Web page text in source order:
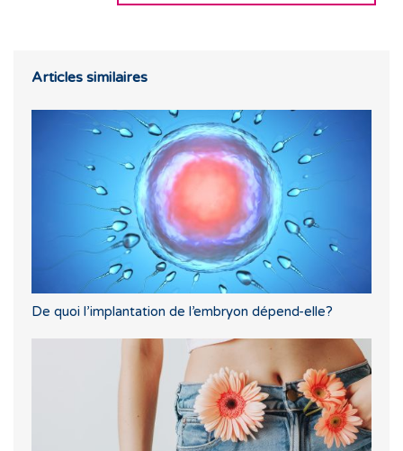
Articles similaires
De quoi l’implantation de l’embryon dépend-elle?